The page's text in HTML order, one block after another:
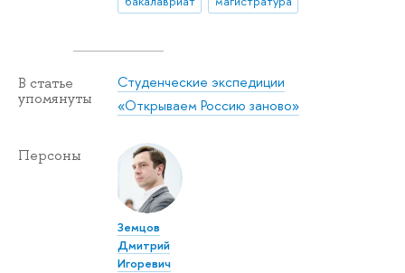
В статье
упомянуты
Студенческие экспедиции
«Открываем Россию заново»
Персоны
Земцов
Дмитрий
Игоревич